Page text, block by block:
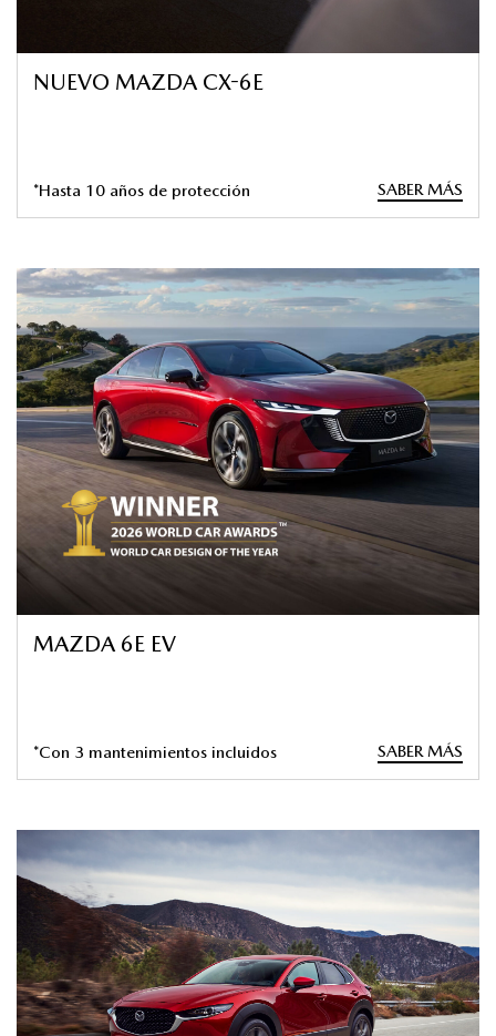
NUEVO MAZDA CX-6E
*Hasta 10 años de protección SABER MÁS
MAZDA 6E EV
*Con 3 mantenimientos incluidos SABER MÁS